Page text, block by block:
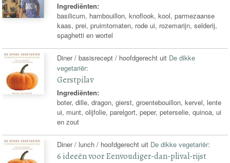
Ingrediënten:
basilicum, hambouillon, knoflook, kool, parmezaanse
kaas, prei, pruimtomaten, rode ui, rozemarijn, selderij,
spaghetti en wortel
Diner / basisrecept / hoofdgerecht uit De dikke
vegetariër:
Gerstpilav
Ingrediënten:
boter, dille, dragon, gierst, groentebouillon, kervel, lente
ui, munt, olijfolie, parelgort, peper, peterselie, quinoa, ui
en zout
Diner / lunch / hoofdgerecht uit De dikke vegetariër:
6 ideeën voor Eenvoudiger-dan-plival-rijst